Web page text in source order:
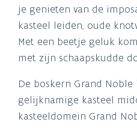
je genieten van de
kasteel leiden, oude
Met een beetje geluk
met zijn schaapskudde
De boskern Grand
gelijknamige kasteel
kasteeldomein Grand